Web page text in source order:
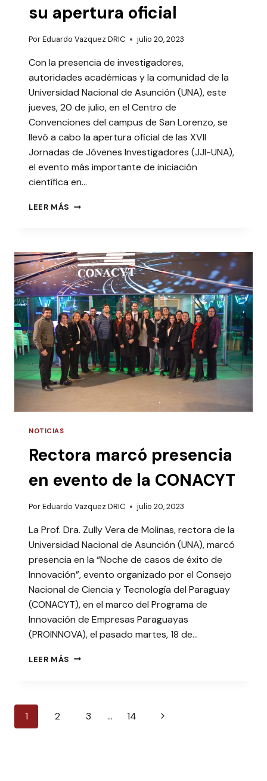
su apertura oficial
PorEduardo Vazquez DRIC julio 20, 2023
Con la presencia de investigadores,
autoridades académicas y la comunidad de la
Universidad Nacional de Asunción (UNA), este
jueves, 20 de julio, en el Centro de
Convenciones del campus de San Lorenzo, se
llevó a cabo la apertura oficial de las XVII
Jornadas de Jóvenes Investigadores (JJI-UNA),
el evento más importante de iniciación
científica en…
LEER MÁS JJI-
DE
INICIACIÓN
CIENTÍFICA
MÁS
IMPORTANTE
DEL
PAÍS
TUVO
SU
APERTURA
OFICIAL
NOTICIAS
Rectora marcó presencia
en evento de la CONACYT
PorEduardo Vazquez DRIC julio 20, 2023
La Prof. Dra. Zully Vera de Molinas, rectora de la
Universidad Nacional de Asunción (UNA), marcó
presencia en la “Noche de casos de éxito de
Innovación”, evento organizado por el Consejo
Nacional de Ciencia y Tecnología del Paraguay
(CONACYT), en el marco del Programa de
Innovación de Empresas Paraguayas
(PROINNOVA), el pasado martes, 18 de…
LEER MÁS RECTORA
Navegación
1 2 3 … 14
Siguiente